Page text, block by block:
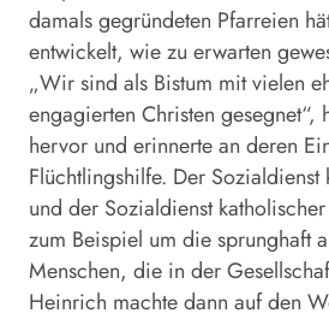
damals gegründeten Pfarreien
entwickelt, wie zu erwarten
„Wir sind als Bistum mit vielen
engagierten Christen
hervor und erinnerte an deren
Flüchtlingshilfe. Der
und der Sozialdienst
zum Beispiel um die sprunghaft
Menschen, die in der
Heinrich machte dann auf den